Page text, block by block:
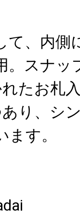
て、内側
。スナッ
たお札
り、シ
す。